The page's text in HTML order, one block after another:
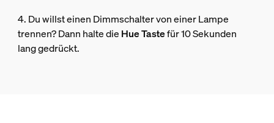
4. Du willst einen Dimmschalter von einer Lampe
trennen? Dann halte die Hue Tastefür 10 Sekunden
lang gedrückt.